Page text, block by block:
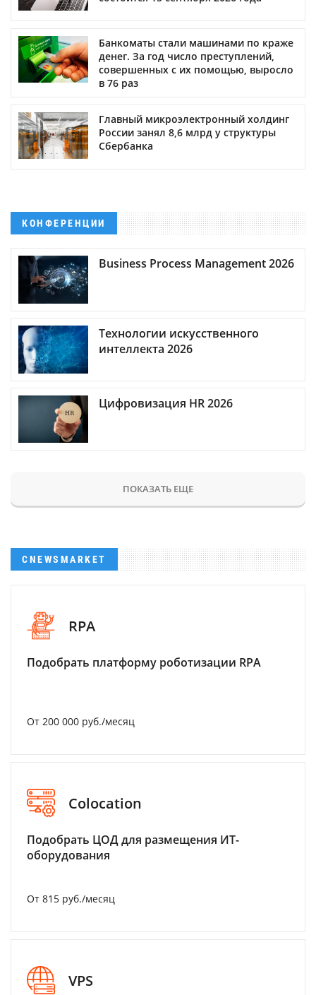
Банкоматы стали машинами по краже
денег. За год число преступлений,
совершенных с их помощью, выросло
в 76 раз
Главный микроэлектронный холдинг
России занял 8,6 млрд у структуры
Сбербанка
КОНФЕРЕНЦИИ
Business Process Management 2026
Технологии искусственного
интеллекта 2026
Цифровизация HR 2026
ПОКАЗАТЬ ЕЩЕ
CNEWSMARKET
RPA
Подобрать платформу роботизации RPA
От 200 000 руб./месяц
Colocation
Подобрать ЦОД для размещения ИТ-
оборудования
От 815 руб./месяц
VPS